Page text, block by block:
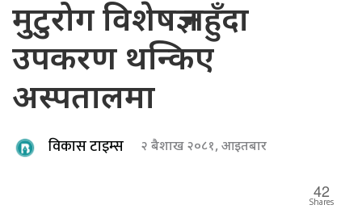
मुटुरोग विशेषज्ञ नहुँदा
उपकरण थन्किए
अस्पतालमा
विकास टाइम्स २ बैशाख २०८१, आइतबार
42
Shares